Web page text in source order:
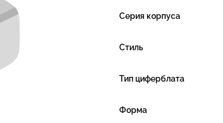
Серия корпуса
Стиль
Тип циферблата
Форма